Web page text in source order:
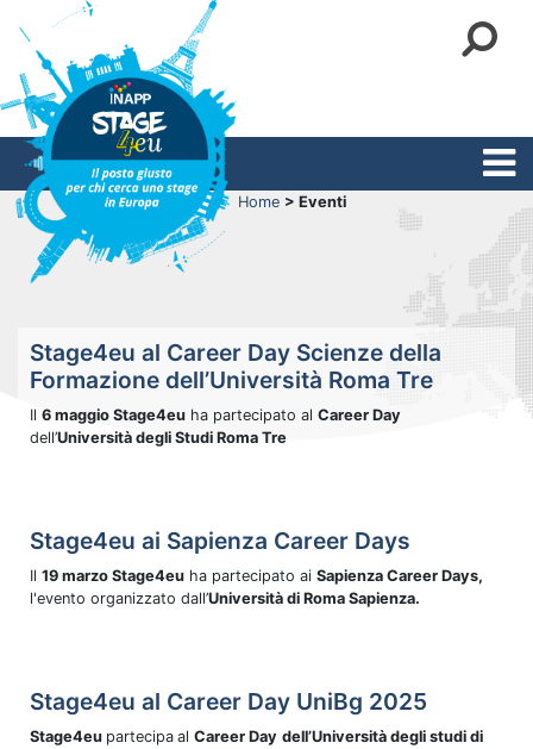
Home > Eventi
Stage4eu al Career Day Scienze della
Formazione dell’Università Roma Tre
Il 6 maggio Stage4eu ha partecipato al Career Day
dell’Università degli Studi Roma Tre
Stage4eu ai Sapienza Career Days
Il 19 marzo Stage4eu ha partecipato ai Sapienza Career Days,
l'evento organizzato dall’Università di Roma Sapienza.
Stage4eu al Career Day UniBg 2025
Stage4eu partecipa al Career Day dell’Università degli studi di